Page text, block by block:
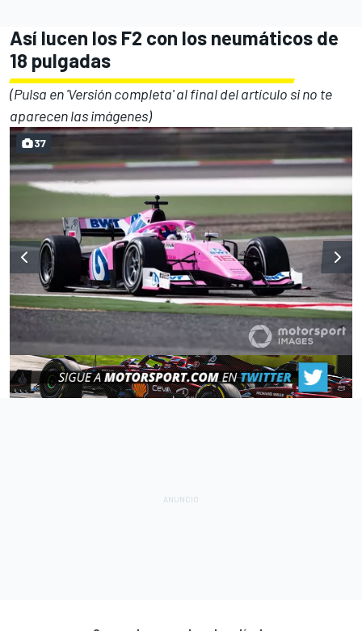
Así lucen los F2 con los neumáticos de
18 pulgadas
(Pulsa en 'Versión completa' al final del artículo si no te
aparecen las imágenes)
37